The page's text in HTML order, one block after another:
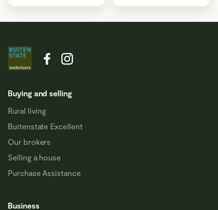
Buying and selling
Rural living
Buitenstate Excellent
Our brokers
Selling a house
Purchase Assistance
Business